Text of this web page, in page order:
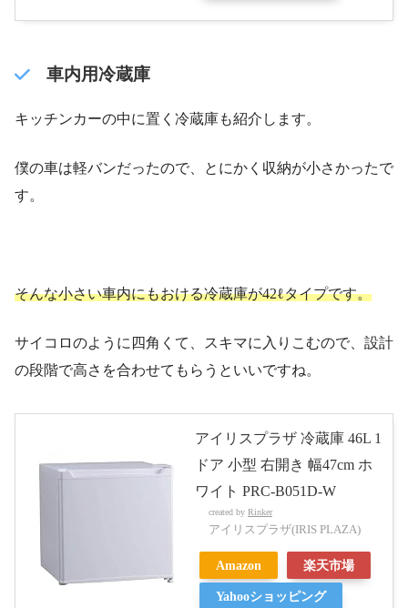
車内用冷蔵庫
キッチンカーの中に置く冷蔵庫も紹介します。
僕の車は軽バンだったので、とにかく収納が小さかったで
す。
そんな小さい車内にもおける冷蔵庫が42ℓタイプです。
サイコロのように四角くて、スキマに入りこむので、設計
の段階で高さを合わせてもらうといいですね。
アイリスプラザ 冷蔵庫 46L 1
ドア 小型 右開き 幅47cm ホ
ワイト PRC-B051D-W
created by Rinker
アイリスプラザ(IRIS PLAZA)
Amazon 楽天市場
Yahooショッピング